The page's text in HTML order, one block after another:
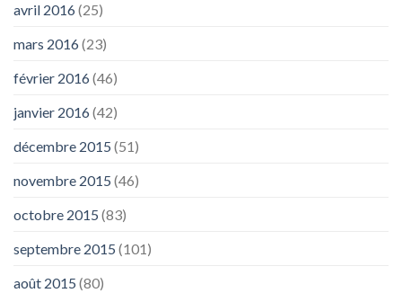
avril 2016(25)
mars 2016(23)
février 2016(46)
janvier 2016(42)
décembre 2015 (51)
novembre 2015 (46)
octobre 2015 (83)
septembre 2015 (101)
août 2015 (80)